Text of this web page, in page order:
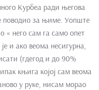
Курбеа ради његова
поводио за њиме. Уопште
« него сам га само опет
и ако веома несигурна,
(гдегод и до 90%
књига којој сам веома
у руке, нисам морао